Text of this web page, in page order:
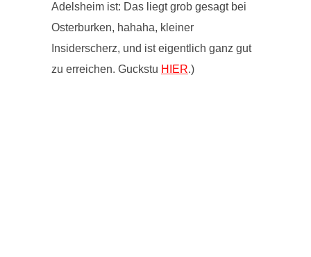
Adelsheim ist: Das liegt grob gesagt bei
Osterburken, hahaha, kleiner
Insiderscherz, und ist eigentlich ganz gut
zu erreichen. Guckstu HIER.)